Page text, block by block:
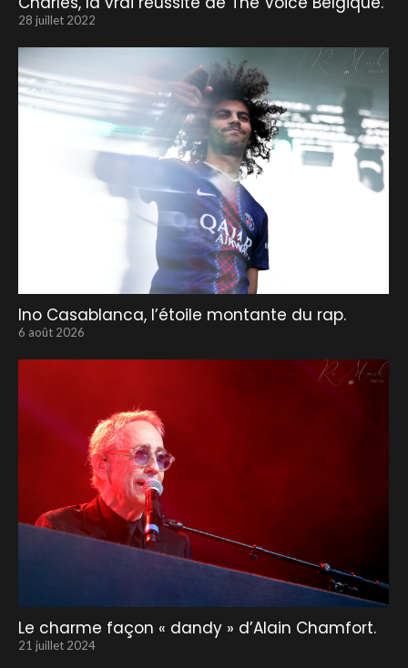
28 juillet 2022
Ino Casablanca, l’étoile montante du rap.
6 août 2026
Le charme façon « dandy » d’Alain Chamfort.
21 juillet 2024